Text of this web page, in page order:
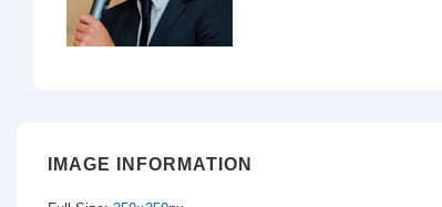
IMAGE INFORMATION